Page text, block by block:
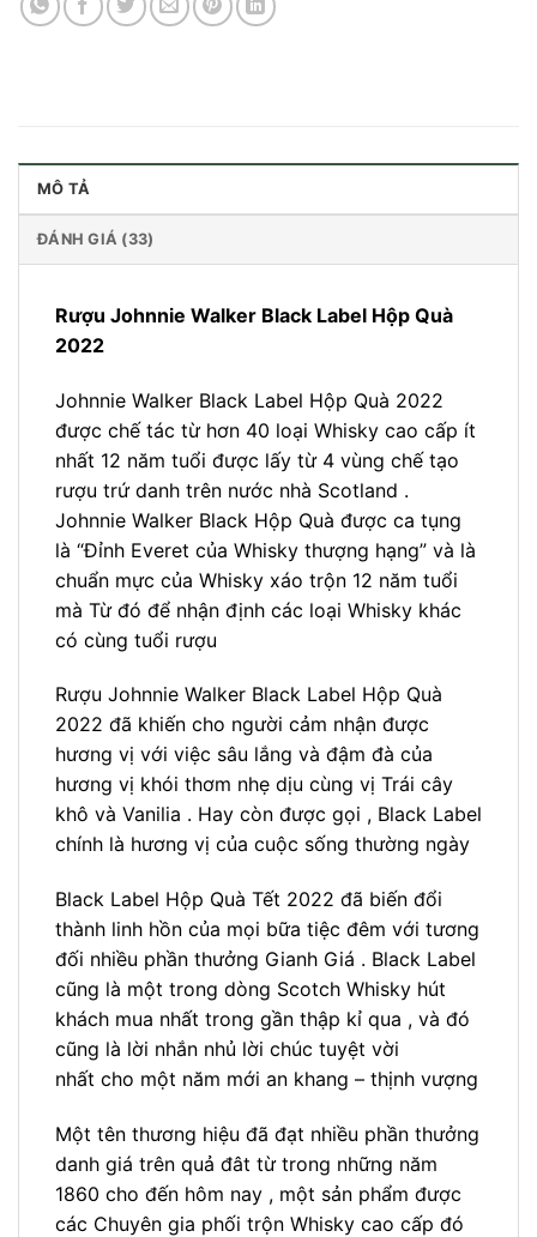
MÔ TẢ
ĐÁNH GIÁ (33)
Rượu Johnnie Walker Black Label Hộp Quà
2022
Johnnie Walker Black Label Hộp Quà 2022
được chế tác từ hơn 40 loại Whisky cao cấp ít
nhất 12 năm tuổi được lấy từ 4 vùng chế tạo
rượu trứ danh trên nước nhà Scotland .
Johnnie Walker Black Hộp Quà được ca tụng
là “Đỉnh Everet của Whisky thượng hạng” và là
chuẩn mực của Whisky xáo trộn 12 năm tuổi
mà Từ đó để nhận định các loại Whisky khác
có cùng tuổi rượu
Rượu Johnnie Walker Black Label Hộp Quà
2022 đã khiến cho người cảm nhận được
hương vị với việc sâu lắng và đậm đà của
hương vị khói thơm nhẹ dịu cùng vị Trái cây
khô và Vanilia . Hay còn được gọi , Black Label
chính là hương vị của cuộc sống thường ngày
Black Label Hộp Quà Tết 2022 đã biến đổi
thành linh hồn của mọi bữa tiệc đêm với tương
đối nhiều phần thưởng Gianh Giá . Black Label
cũng là một trong dòng Scotch Whisky hút
khách mua nhất trong gần thập kỉ qua , và đó
cũng là lời nhắn nhủ lời chúc tuyệt vời
nhất cho một năm mới an khang – thịnh vượng
Một tên thương hiệu đã đạt nhiều phần thưởng
danh giá trên quả đât từ trong những năm
1860 cho đến hôm nay , một sản phẩm được
các Chuyên gia phối trộn Whisky cao cấp đó